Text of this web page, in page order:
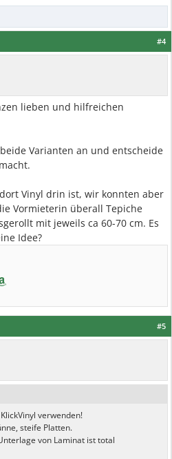
#4
lieben und hilfreichen
Varianten an und entscheide
Vinyl drin ist, wir konnten aber
Vormieterin überall Tepiche
mit jeweils ca 60-70 cm. Es
Idee?
#5
verwenden!
steife Platten.
von Laminat ist total